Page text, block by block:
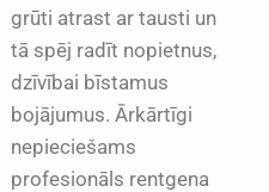
grūti atrast ar tausti un
tā spēj radīt nopietnus,
dzīvībai bīstamus
bojājumus. Ārkārtīgi
nepieciešams
profesionāls rentgena